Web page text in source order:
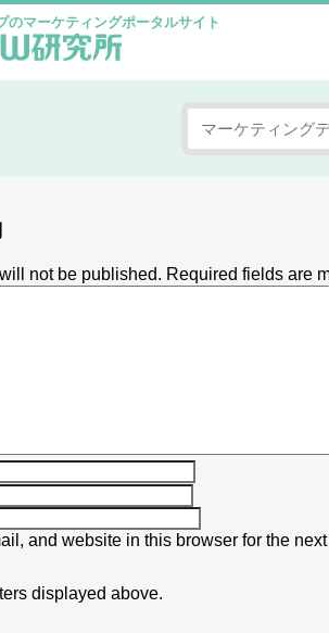
のマーケティングポータルサイト
not be published. Required fields are
and website in this browser for the
displayed above.